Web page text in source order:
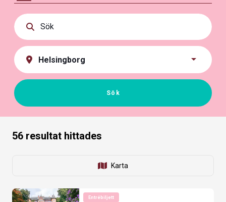
Boka Helsingborg
Sök bland olika boenden, spännande
aktiviteter och historiska sevärdheter i
Sök
56 resultat hittades
Karta
Entrébiljett